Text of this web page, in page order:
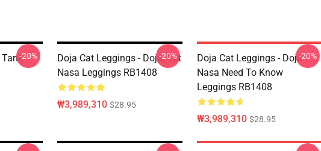
-20%
Doja Cat Leggings - Doja, Cat
Nasa Leggings RB1408
₩3,989,310 $28.95
-20%
Doja Cat Leggings - Doja
Nasa Need To Know
Leggings RB1408
₩3,989,310 $28.95
-20%